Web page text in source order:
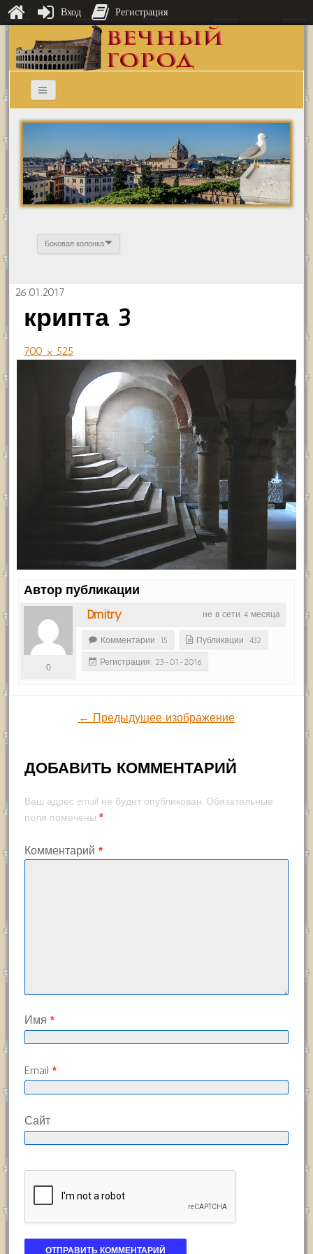
Боковая колонка
26.01.2017
крипта 3
700 × 525
Автор публикации
не в сети 4 месяца
Dmitry
0
Комментарии: 15 Публикации: 432
Регистрация: 23-01-2016
← Предыдущее изображение
ДОБАВИТЬ КОММЕНТАРИЙ
Ваш адрес email не будет опубликован. Обязательные
поля помечены *
Комментарий *
Имя *
Email *
Сайт
Вход Регистрация